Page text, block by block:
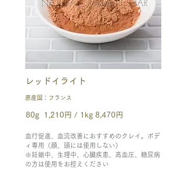
レッドイライト
原産国：フランス
80g 1,210円 / 1kg 8,470円
血行促進、血流改善におすすめのクレイ。ボデ
ィ専用（顔、頭には使用しない）
※妊娠中、生理中、心臓疾患、高血圧、糖尿病
の方は使用をお控えください